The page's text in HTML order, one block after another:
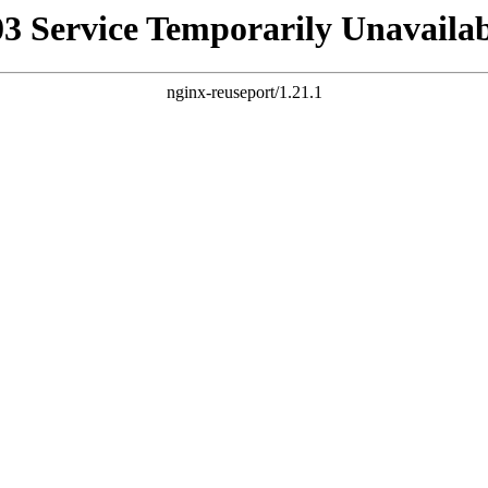
Service Temporarily
nginx-reuseport/1.21.1